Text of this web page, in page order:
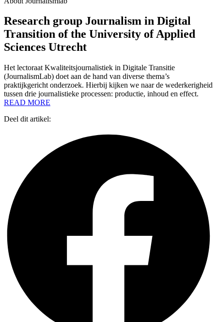
Research group Journalism in Digital
Transition of the University of Applied
Sciences Utrecht
Het lectoraat Kwaliteitsjournalistiek in Digitale Transitie
(JournalismLab) doet aan de hand van diverse thema’s
praktijkgericht onderzoek. Hierbij kijken we naar de wederkerigheid
tussen drie journalistieke processen: productie, inhoud en effect.
READ MORE
Deel dit artikel: